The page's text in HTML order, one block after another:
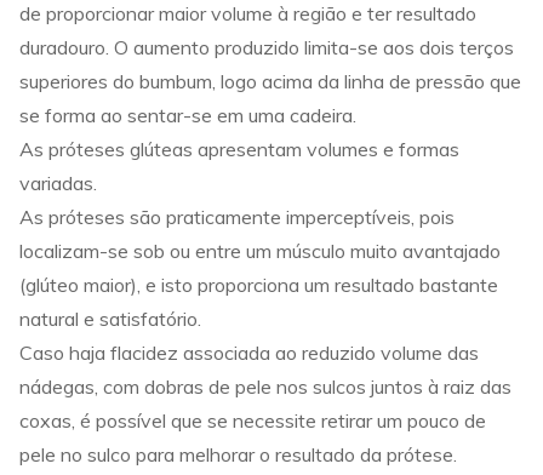
de proporcionar maior volume à região e ter resultado
duradouro. O aumento produzido limita-se aos dois terços
superiores do bumbum, logo acima da linha de pressão que
se forma ao sentar-se em uma cadeira.
As próteses glúteas apresentam volumes e formas
variadas.
As próteses são praticamente imperceptíveis, pois
localizam-se sob ou entre um músculo muito avantajado
(glúteo maior), e isto proporciona um resultado bastante
natural e satisfatório.
Caso haja flacidez associada ao reduzido volume das
nádegas, com dobras de pele nos sulcos juntos à raiz das
coxas, é possível que se necessite retirar um pouco de
pele no sulco para melhorar o resultado da prótese.